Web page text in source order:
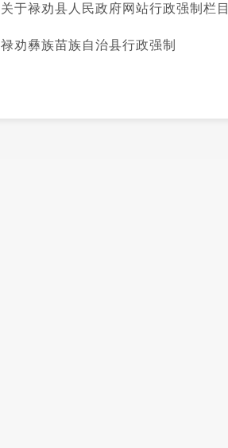
关于禄劝县人民政府网站行政强制栏
禄劝彝族苗族自治县行政强制